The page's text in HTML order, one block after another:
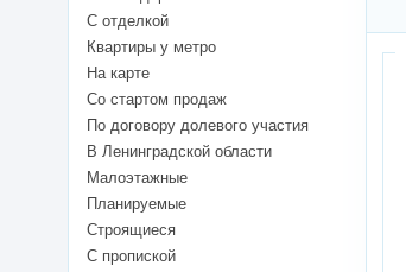
С отделкой
Квартиры у метро
На карте
Со стартом продаж
По договору долевого участия
В Ленинградской области
Малоэтажные
Планируемые
Строящиеся
С пропиской